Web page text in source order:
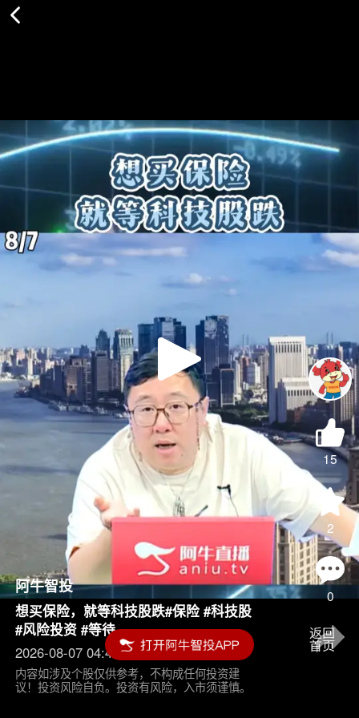
Play
Video
15
2
0
阿牛智投
想买保险，就等科技股跌#保险 #科技股
#风险投资 #等待
2026-08-07 04:45
内容如涉及个股仅供参考，不构成任何投资建
议！投资风险自负。投资有风险，入市须谨慎。